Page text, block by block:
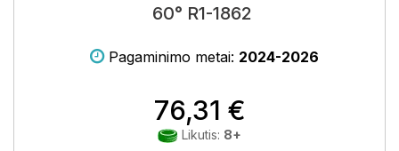
60° R1-1862
Pagaminimo metai: 2024-2026
76,31 €
Likutis: 8+